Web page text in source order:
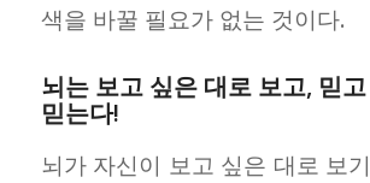
색을 바꿀 필요가 없는 것이다.
뇌는 보고 싶은 대로 보고, 믿
믿는다!
뇌가 자신이 보고 싶은 대로 보